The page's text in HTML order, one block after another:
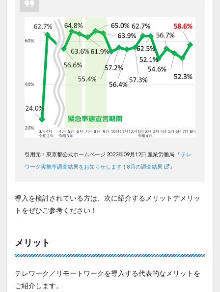
引用元：東京都公式ホームページ 2022年09月12日 産業労働局 「テレ
ワーク実施率調査結果をお知らせします！8月の調査結果
」
導入を検討されている方は、次に紹介するメリットデメリッ
トをぜひご参考ください！
メリット
テレワーク／リモートワークを導入する代表的なメリットを
ご紹介します。